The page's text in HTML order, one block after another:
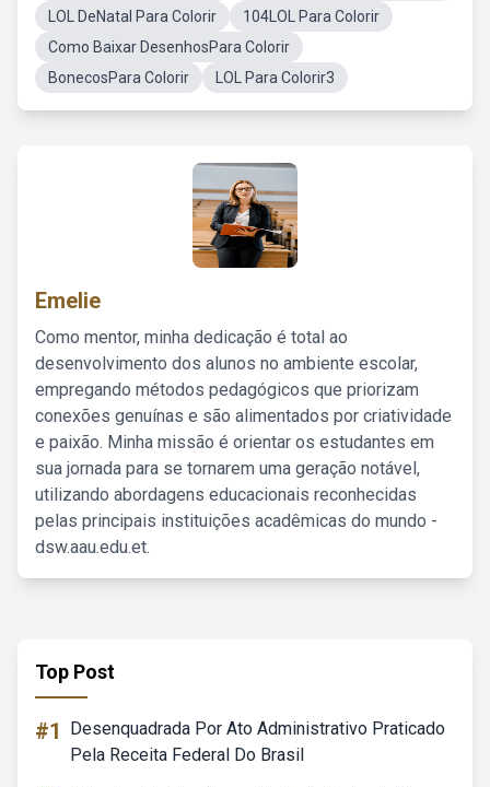
LOL DeNatal Para Colorir
104LOL Para Colorir
Como Baixar DesenhosPara Colorir
BonecosPara Colorir
LOL Para Colorir3
Emelie
Como mentor, minha dedicação é total ao
desenvolvimento dos alunos no ambiente escolar,
empregando métodos pedagógicos que priorizam
conexões genuínas e são alimentados por criatividade
e paixão. Minha missão é orientar os estudantes em
sua jornada para se tornarem uma geração notável,
utilizando abordagens educacionais reconhecidas
pelas principais instituições acadêmicas do mundo -
dsw.aau.edu.et.
Top Post
#1
Desenquadrada Por Ato Administrativo Praticado
Pela Receita Federal Do Brasil